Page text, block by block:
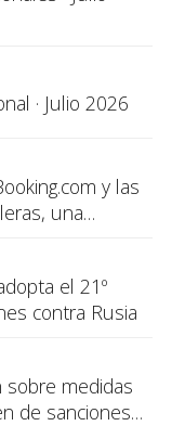
· Julio 2026
y las
una
el 21º
contra Rusia
sobre medidas
de sanciones